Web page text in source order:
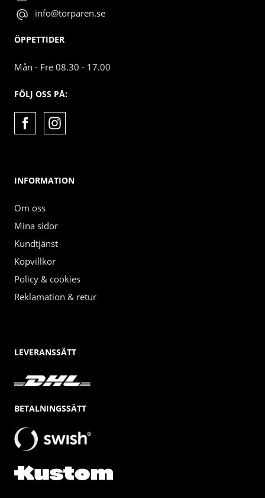
info@torparen.se
ÖPPETTIDER
Mån - Fre 08.30 - 17.00
FÖLJ OSS PÅ:
INFORMATION
Om oss
Mina sidor
Kundtjänst
Köpvillkor
Policy & cookies
Reklamation & retur
LEVERANSSÄTT
BETALNINGSSÄTT